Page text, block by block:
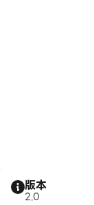
版本
2.0